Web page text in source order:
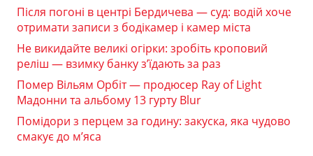
Після погоні в центрі Бердичева — суд: водій хоче
отримати записи з бодікамер і камер міста
Не викидайте великі огірки: зробіть кроповий
реліш — взимку банку з’їдають за раз
Помер Вільям Орбіт — продюсер Ray of Light
Мадонни та альбому 13 гурту Blur
Помідори з перцем за годину: закуска, яка чудово
смакує до м’яса